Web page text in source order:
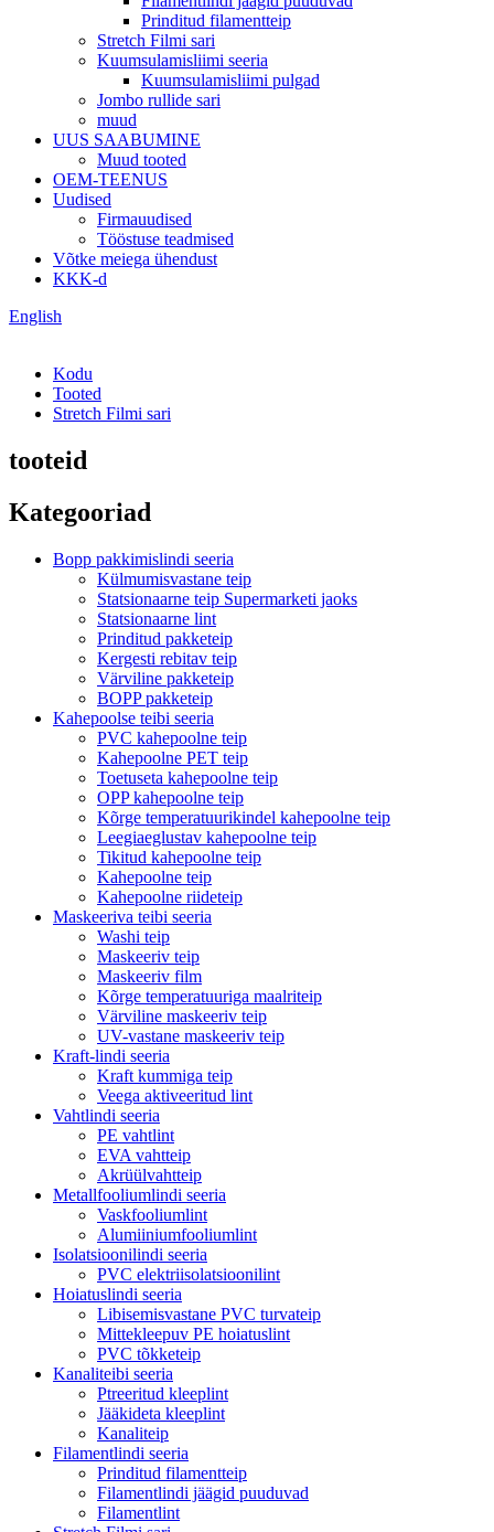
Prinditud filamentteip
Stretch Filmi sari
Kuumsulamisliimi seeria
Kuumsulamisliimi pulgad
Jombo rullide sari
muud
UUS SAABUMINE
Muud tooted
OEM-TEENUS
Uudised
Firmauudised
Tööstuse teadmised
Võtke meiega ühendust
KKK-d
English
Kodu
Tooted
Stretch Filmi sari
tooteid
Kategooriad
Bopp pakkimislindi seeria
Külmumisvastane teip
Statsionaarne teip Supermarketi jaoks
Statsionaarne lint
Prinditud pakketeip
Kergesti rebitav teip
Värviline pakketeip
BOPP pakketeip
Kahepoolse teibi seeria
PVC kahepoolne teip
Kahepoolne PET teip
Toetuseta kahepoolne teip
OPP kahepoolne teip
Kõrge temperatuurikindel kahepoolne teip
Leegiaeglustav kahepoolne teip
Tikitud kahepoolne teip
Kahepoolne teip
Kahepoolne riideteip
Maskeeriva teibi seeria
Washi teip
Maskeeriv teip
Maskeeriv film
Kõrge temperatuuriga maalriteip
Värviline maskeeriv teip
UV-vastane maskeeriv teip
Kraft-lindi seeria
Kraft kummiga teip
Veega aktiveeritud lint
Vahtlindi seeria
PE vahtlint
EVA vahtteip
Akrüülvahtteip
Metallfooliumlindi seeria
Vaskfooliumlint
Alumiiniumfooliumlint
Isolatsioonilindi seeria
PVC elektriisolatsioonilint
Hoiatuslindi seeria
Libisemisvastane PVC turvateip
Mittekleepuv PE hoiatuslint
PVC tõkketeip
Kanaliteibi seeria
Ptreeritud kleeplint
Jääkideta kleeplint
Kanaliteip
Filamentlindi seeria
Prinditud filamentteip
Filamentlindi jäägid puuduvad
Filamentlint